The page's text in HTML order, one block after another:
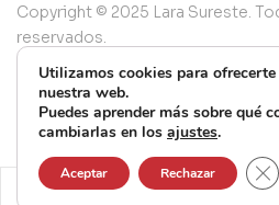
Copyright © 2025 Lara Sureste.
reservados.
Utilizamos cookies para
nuestra web.
Puedes aprender más sobre qué
cambiarlas en los ajustes.
Aceptar Rechazar